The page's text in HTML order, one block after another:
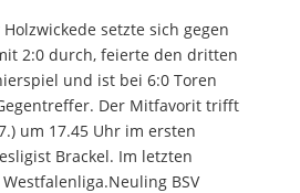
setzte sich gegen
2:0 durch, feierte den dritten
und ist bei 6:0 Toren
Der Mitfavorit trifft
um 17.45 Uhr im ersten
Brackel. Im letzten
BSV